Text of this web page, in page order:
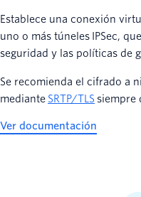
Establece una conexión
uno o más túneles IPSec,
seguridad y las políticas de
Se recomienda el cifrado a
mediante SRTP/TLS siempre
Ver documentación